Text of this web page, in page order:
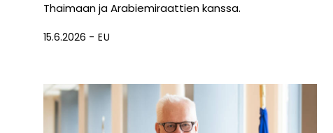
Thaimaan ja Arabiemiraattien kanssa.
15.6.2026 EU